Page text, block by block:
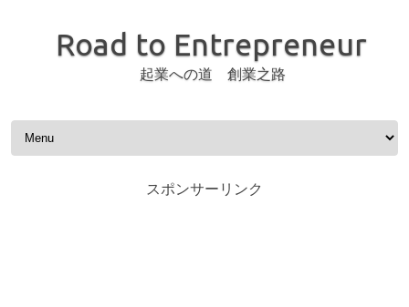
Road to Entrepreneur
起業への道 創業之路
Skip to content
スポンサーリンク